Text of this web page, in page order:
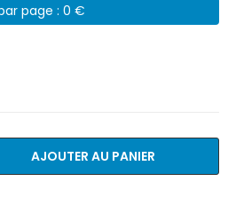
page : 0 €
AJOUTER AU PANIER